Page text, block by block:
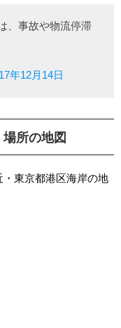
、事故や物流停滞
年12月14日
所の地図
東京都港区海岸の地